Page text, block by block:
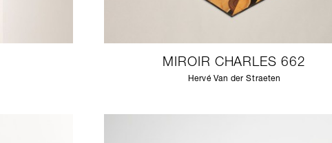
MIROIR CHARLES 662
Hervé Van der Straeten